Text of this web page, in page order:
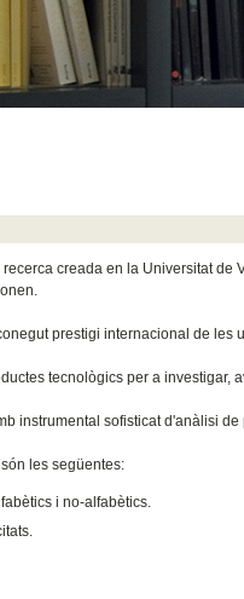
creada en la Universitat
prestigi internacional de
tecnològics per a investigar,
instrumental sofisticat d'anàlisi
les següentes:
i no-alfabètics.